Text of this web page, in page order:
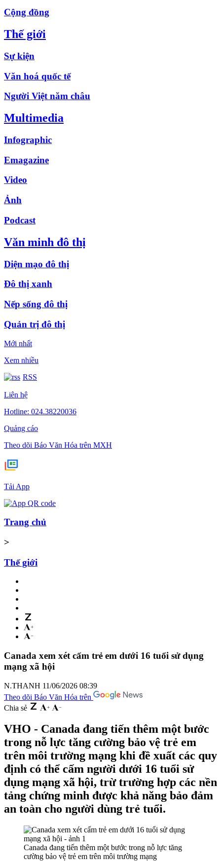
Cộng đồng
Thế giới
Sự kiện
Văn hoá quốc tế
Người Việt năm châu
Multimedia
Infographic
Emagazine
Video
Ảnh
Podcast
Văn minh đô thị
Diện mạo đô thị
Đô thị xanh
Nếp sống đô thị
Quản trị đô thị
Mới nhất
Xem nhiều
RSS
Liên hệ
Hotline: 024.38220036
Quảng cáo
Theo dõi Báo Văn Hóa trên MXH
Tải App
Trang chủ
>
Thế giới
Canada xem xét cấm trẻ em dưới 16 tuổi sử dụng
mạng xã hội
N.THANH 11/06/2026 08:39
Theo dõi Báo Văn Hóa trên
Chia sẻ
VHO - Canada đang tiến thêm một bước
trong nỗ lực tăng cường bảo vệ trẻ em
trên môi trường mạng khi đề xuất các quy
định có thể cấm người dưới 16 tuổi sử
dụng mạng xã hội, trừ trường hợp các nền
tảng chứng minh được khả năng bảo đảm
an toàn cho người dùng trẻ tuổi.
Canada đang tiến thêm một bước trong nỗ lực tăng
cường bảo vệ trẻ em trên môi trường mạng